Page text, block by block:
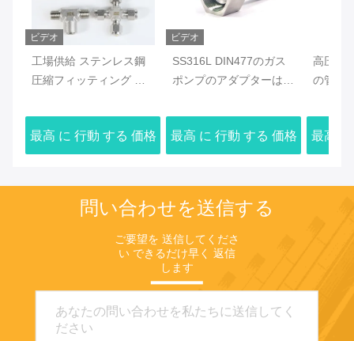
ビデオ
工場供給 ステンレス鋼
圧縮フィッティング 卸
オフを享受 OEMをサポ
ート
最高 に 行動 する 価格
ビデオ
SS316L DIN477のガス
ポンプのアダプターは溶
最高 に 行動 する 価格
高圧
の管継
最高
問い合わせを送信する
ご要望を 送信してくださ
い できるだけ早く 返信
します